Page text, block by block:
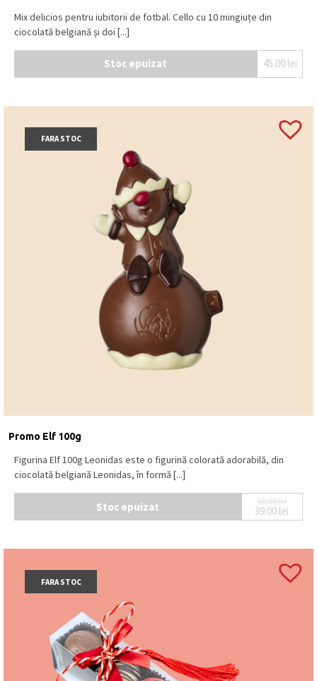
Mix delicios pentru iubitorii de fotbal. Cello cu 10 mingiuțe din
ciocolată belgiană și doi [...]
Stoc epuizat 45.00 lei
FARA STOC
Promo Elf 100g
Figurina Elf 100g Leonidas este o figurină colorată adorabilă, din
ciocolată belgiană Leonidas, în formă [...]
Stoc epuizat 50.00lei
Prețul
39.00 lei
Prețul
FARA STOC